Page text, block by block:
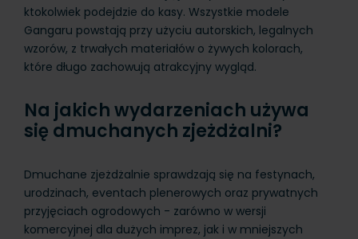
ktokolwiek podejdzie do kasy. Wszystkie modele
Gangaru powstają przy użyciu autorskich, legalnych
wzorów, z trwałych materiałów o żywych kolorach,
które długo zachowują atrakcyjny wygląd.
Na jakich wydarzeniach używa
się dmuchanych zjeżdżalni?
Dmuchane zjeżdżalnie sprawdzają się na festynach,
urodzinach, eventach plenerowych oraz prywatnych
przyjęciach ogrodowych - zarówno w wersji
komercyjnej dla dużych imprez, jak i w mniejszych